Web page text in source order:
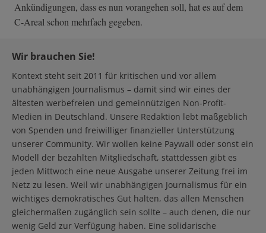
Ankündigungen, dass es nun vorangehen soll, hat es auf dem
C-Areal schon mehrfach gegeben.
Wir brauchen Sie!
Kontext steht seit 2011 für kritischen und vor allem
unabhängigen Journalismus – damit sind wir eines der
ältesten werbefreien und gemeinnützigen Non-Profit-
Medien in Deutschland. Unsere Redaktion lebt maßgeblich
von Spenden und freiwilliger finanzieller Unterstützung
unserer Community. Wir wollen keine Paywall oder sonst ein
Modell der bezahlten Mitgliedschaft, stattdessen gibt es
jeden Mittwoch eine neue Ausgabe unserer Zeitung frei im
Netz zu lesen. Weil wir unabhängigen Journalismus für ein
wichtiges demokratisches Gut halten, das allen Menschen
gleichermaßen zugänglich sein sollte – auch denen, die nur
wenig Geld zur Verfügung haben. Eine solidarische